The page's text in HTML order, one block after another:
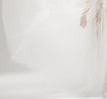
Свадебные
найдено 96